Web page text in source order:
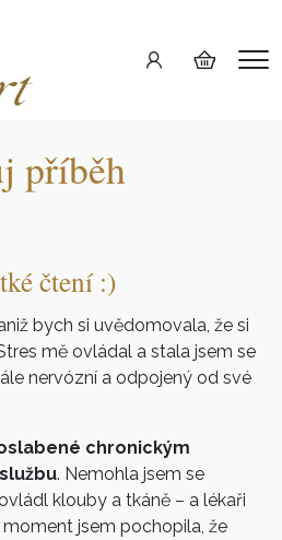
příběh
čtení :)
bych si uvědomovala, že si
Stres mě ovládal a stala jsem se
nervózní a odpojený od své
chronickým
. Nemohla jsem se
klouby a tkáně – a lékaři
moment jsem pochopila, že